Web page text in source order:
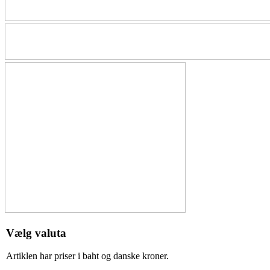
Vælg valuta
Artiklen har priser i baht og danske kroner.